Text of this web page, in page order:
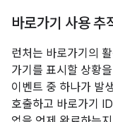
바로가기 사용 추
런처는 바로가기의
가기를 표시할 상황
이벤트 중 하나가 발
호출하고 바로가기